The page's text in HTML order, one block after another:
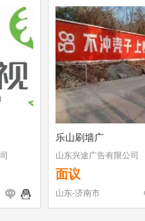
乐山刷墙广
山东兴途广告有限公司
面议
山东-济南市